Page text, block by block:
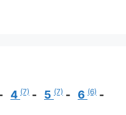
4 (7) 5 (7) 6 (6)